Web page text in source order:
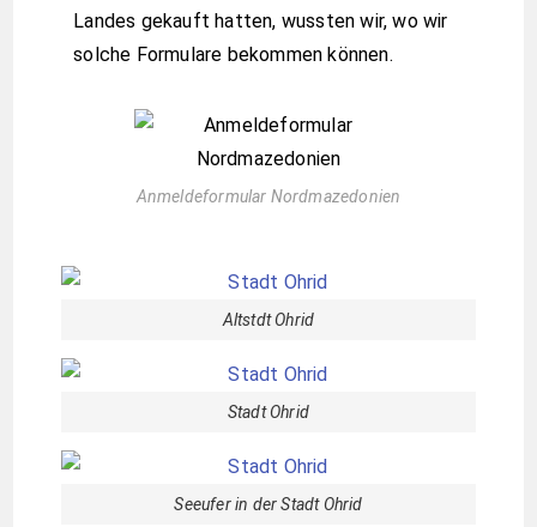
Landes gekauft hatten, wussten wir, wo wir
solche Formulare bekommen können.
Anmeldeformular Nordmazedonien
Altstdt Ohrid
Stadt Ohrid
Seeufer in der Stadt Ohrid